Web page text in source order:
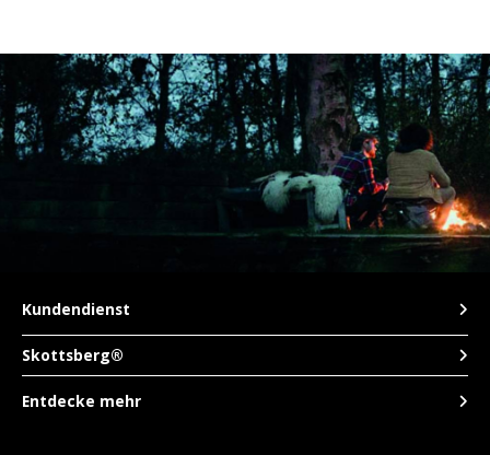
Skottsberg®
Kundendienst
Entdecke mehr